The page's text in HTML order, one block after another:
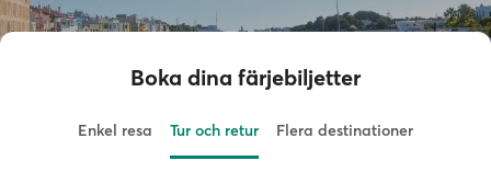
Boka dina färjebiljetter
Enkel resa Tur och retur Flera destinationer